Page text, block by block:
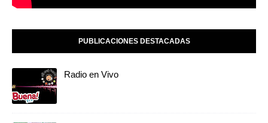
PUBLICACIONES DESTACADAS
Radio en Vivo